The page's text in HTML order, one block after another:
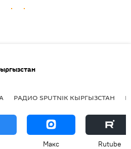
РАДИО SPUTNIK КЫРГЫЗСТАН
Макс Rutube